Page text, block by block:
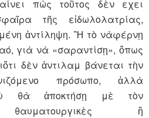
πὼς τοῦτος δὲν εχει
τῆς εἰδωλολατρίας,
ἀντίληψη. Ἢ τὸ νὰφέρνῃ
γιὰ νὰ «σαραντίσῃ», ὅπως
δὲν ἀντιλαμ βάνεται τὴν
πρόσωπο, ἀλλὰ
θὰ ἀποκτήσῃ μὲ τὸν
θαυματουργικὲς ἢ